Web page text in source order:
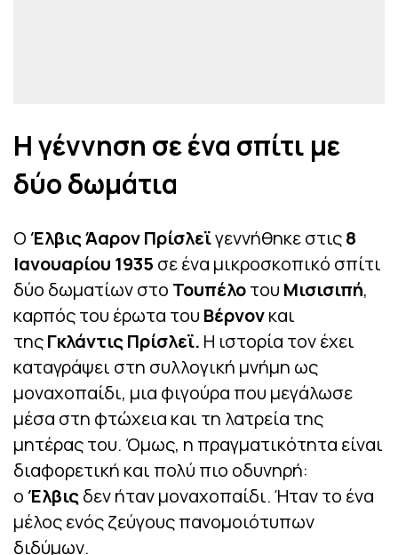
Η γέννηση σε ένα σπίτι με
δύο δωμάτια
ΟΈλβις Άαρον Πρίσλεϊγεννήθηκε στις8
Ιανουαρίου 1935 σε ένα μικροσκοπικό σπίτι
δύο δωματίων στο Τουπέλοτου Μισισιπή,
καρπός του έρωτα του Βέρνονκαι
τηςΓκλάντις Πρίσλεϊ. Η ιστορία τον έχει
καταγράψει στη συλλογική μνήμη ως
μοναχοπαίδι, μια φιγούρα που μεγάλωσε
μέσα στη φτώχεια και τη λατρεία της
μητέρας του. Όμως, η πραγματικότητα είναι
διαφορετική και πολύ πιο οδυνηρή:
οΈλβιςδεν ήταν μοναχοπαίδι. Ήταν το ένα
μέλος ενός ζεύγους πανομοιότυπων
διδύμων.